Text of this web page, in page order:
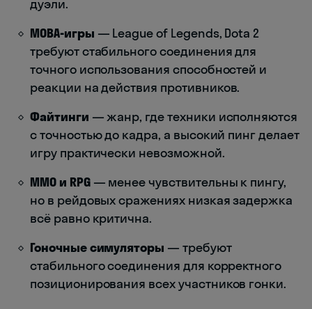
дуэли.
MOBA-игры — League of Legends, Dota 2
требуют стабильного соединения для
точного использования способностей и
реакции на действия противников.
Файтинги — жанр, где техники исполняются
с точностью до кадра, а высокий пинг делает
игру практически невозможной.
MMO и RPG— менее чувствительны к пингу,
но в рейдовых сражениях низкая задержка
всё равно критична.
Гоночные симуляторы — требуют
стабильного соединения для корректного
позиционирования всех участников гонки.